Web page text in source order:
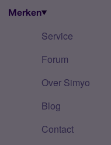
Merken
Service
Forum
Over Simyo
Blog
Contact